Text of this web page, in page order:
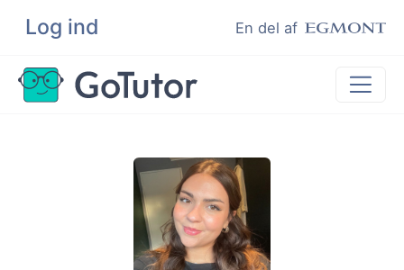
Log ind En del af
Søg
Lektiehjælp
Eksamenshjælp
Hjælp til ordblinde
Kundeudtalelser